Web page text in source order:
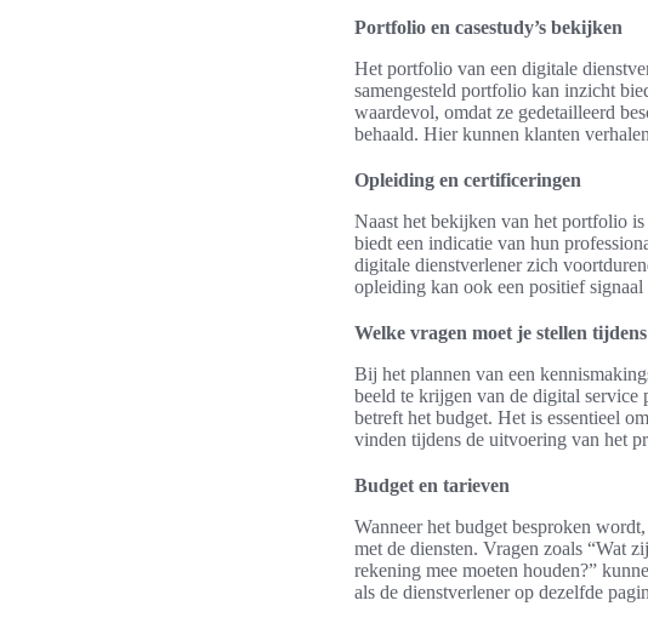
Portfolio en casestudy’s bekijken
Het portfolio van een digitale
samengesteld portfolio kan inzicht
waardevol, omdat ze gedetailleerd
behaald. Hier kunnen klanten
Opleiding en certificeringen
Naast het bekijken van het portfolio
biedt een indicatie van hun
digitale dienstverlener zich
opleiding kan ook een positief
Welke vragen moet je stellen
Bij het plannen van een
beeld te krijgen van de digital service
betreft het budget. Het is essentieel
vinden tijdens de uitvoering van het
Budget en tarieven
Wanneer het budget besproken
met de diensten. Vragen zoals “Wat
rekening mee moeten houden?”
als de dienstverlener op dezelfde